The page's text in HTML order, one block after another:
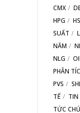
CMX
HPG
SUẤT
NĂM
NLG
PHÂN
PVS
TẾ
TỨC